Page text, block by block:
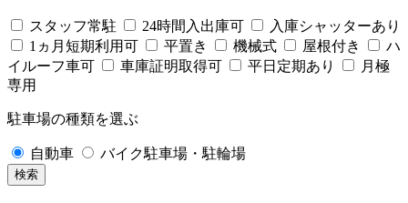
スタッフ常駐 24時間入出庫可
入庫シャッターあり
1ヵ月短期利用可
平置き 機械式 屋根付き
ハ
イルーフ車可
車庫証明取得可 平日定期あり
月極
専用
駐車場の種類を選ぶ
自動車 バイク駐車場・駐輪場
検索